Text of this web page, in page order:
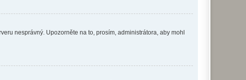
nesprávný. Upozorněte na to, prosím, administrátora, aby mohl